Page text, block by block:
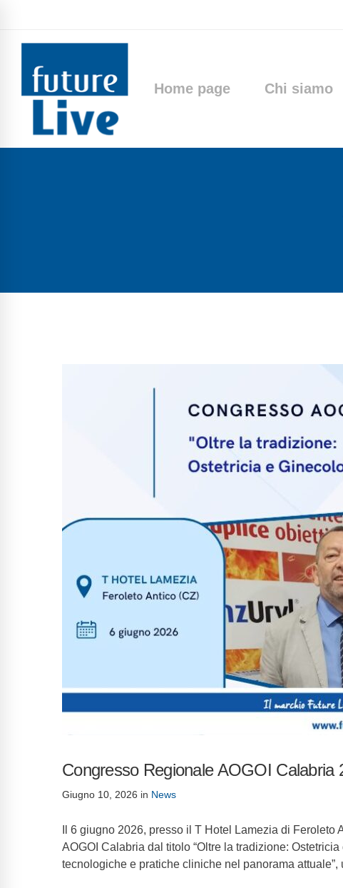
Home page Chi siamo
Congresso Regionale AOGOI Calabria
Giugno 10, 2026 in News
Il 6 giugno 2026, presso il T Hotel Lamezia di
AOGOI Calabria dal titolo “Oltre la tradizione:
tecnologiche e pratiche cliniche nel panorama